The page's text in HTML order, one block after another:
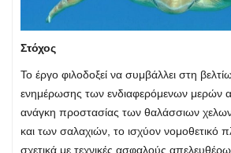
Στόχος
Το έργο φιλοδοξεί να συμβάλλει στη
ενημέρωσης των ενδιαφερόμενων μερών
ανάγκη προστασίας των θαλάσσιων
και των σαλαχιών, το ισχύον νομοθετικό
σχετικά με τεχνικές ασφαλούς